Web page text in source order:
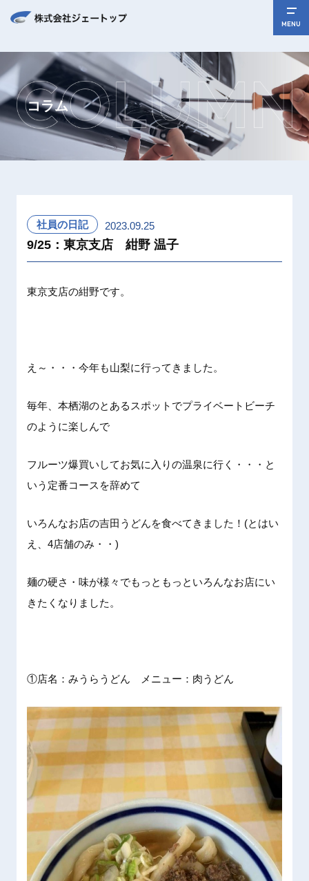
MENU
コラム
社員の日記 2023.09.25
9/25：東京支店 紺野 温子
東京支店の紺野です。
え～・・・今年も山梨に行ってきました。
毎年、本栖湖のとあるスポットでプライベートビーチ
のように楽しんで
フルーツ爆買いしてお気に入りの温泉に行く・・・と
いう定番コースを辞めて
いろんなお店の吉田うどんを食べてきました！(とはい
え、4店舗のみ・・)
麺の硬さ・味が様々でもっともっといろんなお店にい
きたくなりました。
①店名：みうらうどん メニュー：肉うどん